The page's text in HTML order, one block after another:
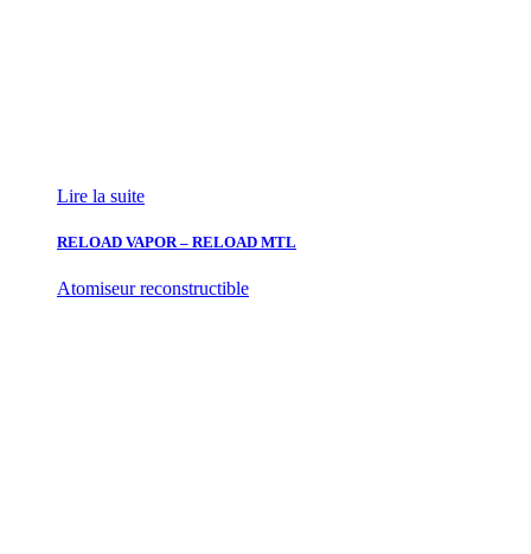
Lire la suite
RELOAD VAPOR – RELOAD MTL
Atomiseur reconstructible